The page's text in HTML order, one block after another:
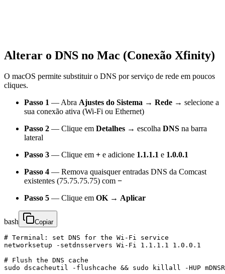
Alterar o DNS no Mac (Conexão Xfinity)
O macOS permite substituir o DNS por serviço de rede em poucos
cliques.
Passo 1 — Abra Ajustes do Sistema → Rede → selecione a
sua conexão ativa (Wi-Fi ou Ethernet)
Passo 2 — Clique em Detalhes → escolha DNS na barra
lateral
Passo 3 — Clique em + e adicione 1.1.1.1 e 1.0.0.1
Passo 4 — Remova quaisquer entradas DNS da Comcast
existentes (75.75.75.75) com −
Passo 5 — Clique em OK→ Aplicar
bash Copiar
# Terminal: set DNS for the Wi-Fi service
networksetup -setdnsservers Wi-Fi 1.1.1.1 1.0.0.1
# Flush the DNS cache
sudo dscacheutil -flushcache && sudo killall -HUP